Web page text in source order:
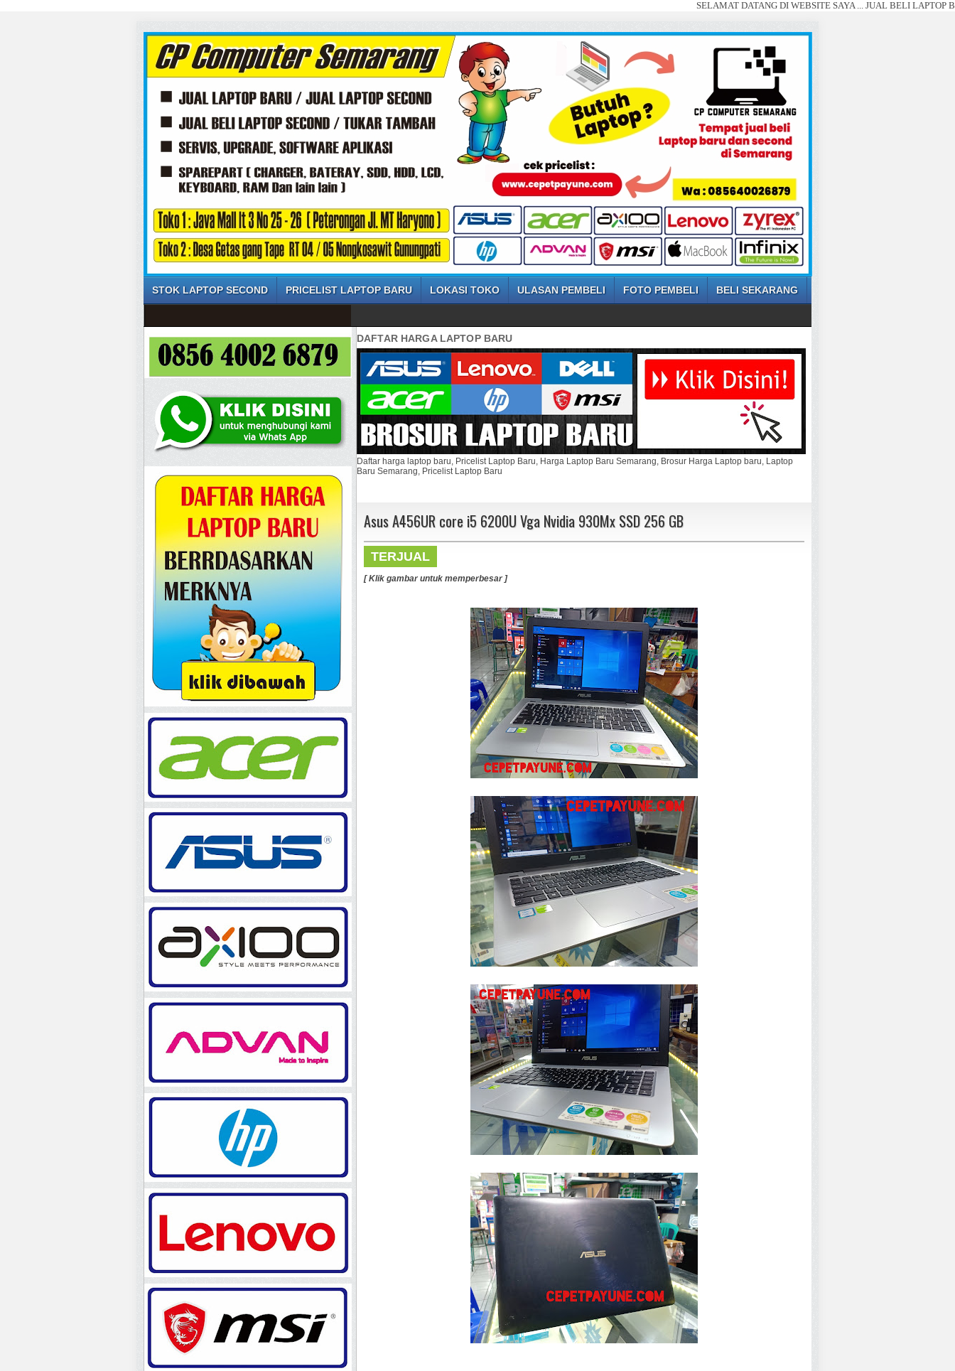
SELAMAT DATANG DI WEBSITE SAYA ... JUAL BELI LAPTOP BARU
STOK LAPTOP SECOND PRICELIST LAPTOP BARU LOKASI TOKO ULASAN PEMBELI FOTO PEMBELI BELI SEKARANG
DAFTAR HARGA LAPTOP BARU
Daftar harga laptop baru, Pricelist Laptop Baru, Harga Laptop Baru Semarang, Brosur Harga Laptop baru, Laptop
Baru Semarang, Pricelist Laptop Baru
Asus A456UR core i5 6200U Vga Nvidia 930Mx SSD 256 GB
TERJUAL
[ Klik gambar untuk memperbesar ]